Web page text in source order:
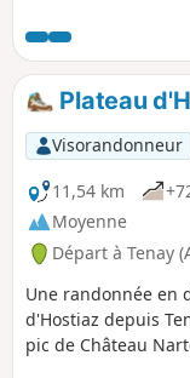
Plateau
Visorandonneur
11,54 km
Moyenne
Départ à Tenay
Une randonnée en
d'Hostiaz depuis
pic de Château